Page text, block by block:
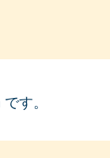
す。